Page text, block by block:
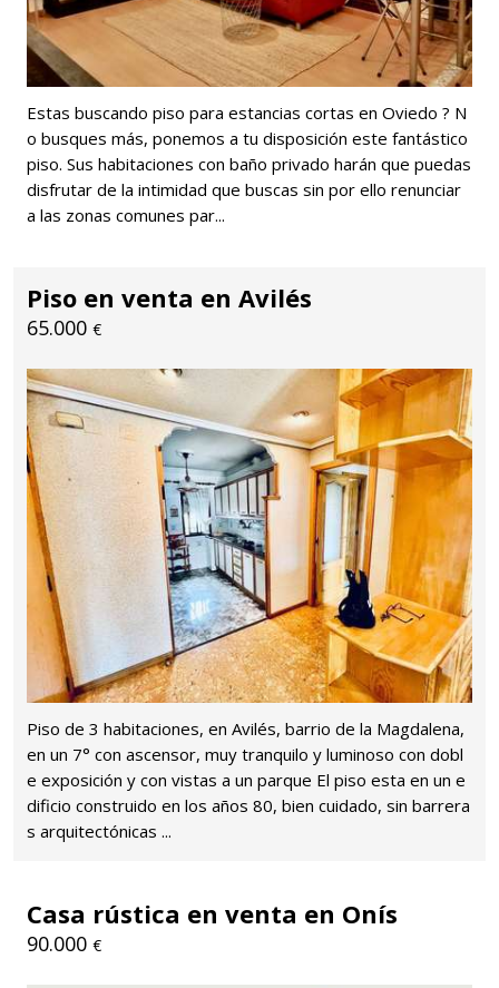
Estas buscando piso para estancias cortas en Oviedo ? N
o busques más, ponemos a tu disposición este fantástico
piso. Sus habitaciones con baño privado harán que puedas
disfrutar de la intimidad que buscas sin por ello renunciar
a las zonas comunes par...
Piso en venta en Avilés
65.000 €
Piso de 3 habitaciones, en Avilés, barrio de la Magdalena,
en un 7° con ascensor, muy tranquilo y luminoso con dobl
e exposición y con vistas a un parque El piso esta en un e
dificio construido en los años 80, bien cuidado, sin barrera
s arquitectónicas ...
Casa rústica en venta en Onís
90.000 €